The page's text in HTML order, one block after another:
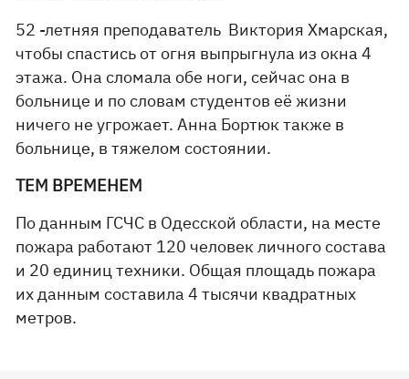
52 -летняя преподаватель Виктория Хмарская,
чтобы спастись от огня выпрыгнула из окна 4
этажа. Она сломала обе ноги, сейчас она в
больнице и по словам студентов её жизни
ничего не угрожает. Анна Бортюк также в
больнице, в тяжелом состоянии.
ТЕМ ВРЕМЕНЕМ
По данным ГСЧС в Одесской области, на месте
пожара работают 120 человек личного состава
и 20 единиц техники. Общая площадь пожара
их данным составила 4 тысячи квадратных
метров.